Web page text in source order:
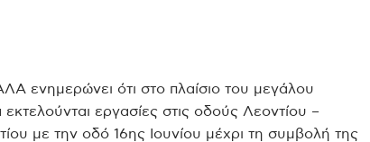
ενημερώνει ότι στο πλαίσιο του μεγάλου
εργασίες στις οδούς Λεοντίου –
με την οδό 16ης Ιουνίου μέχρι τη συμβολή της